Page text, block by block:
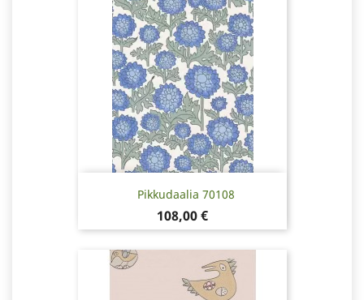
Pikkudaalia 70108
Pris
108,00 €